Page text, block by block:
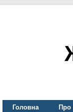
Головна Про